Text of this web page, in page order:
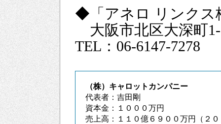
◆「アネロ リンクス
大阪市北区大深町
TEL：06-6147-7278
（株）キャロットカンパニー
代表者：吉田剛
資本金：１０００万円
売上高：１１０億６９００万円（２